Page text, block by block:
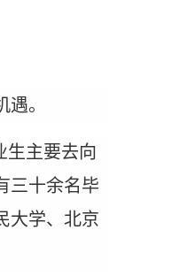
。
生主要去向
三十余名毕
大学、北京